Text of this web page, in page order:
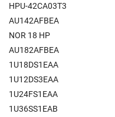
HPU-42CA03T3
AU142AFBEA
NOR 18 HP
AU182AFBEA
1U18DS1EAA
1U12DS3EAA
1U24FS1EAA
1U36SS1EAB